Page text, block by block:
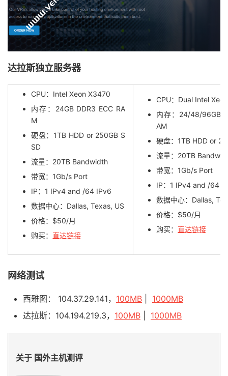
达拉斯独立服务器
CPU：Intel Xeon X3470
内存：24GB DDR3 ECC RA
M
硬盘：1TB HDD or 250GB S
SD
流量：20TB Bandwidth
带宽：1Gb/s Port
IP：1 IPv4 and /64 IPv6
数据中心：Dallas, Texas, US
价格：$50/月
购买： 直达链接
CPU：Dual Intel
内存：24/48/96GB
AM
硬盘：1TB HDD or
流量：20TB
带宽：1Gb/s Port
IP：1 IPv4 and /64
数据中心：Dallas,
价格：$50/月
购买： 直达链接
网络测试
西雅图： 104.37.29.141， 100MB
1000MB
达拉斯：104.194.219.3， 100MB 1000MB
关于 国外主机测评